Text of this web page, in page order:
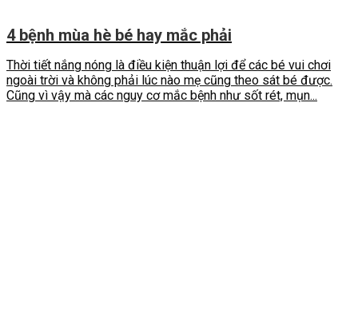
4 bệnh mùa hè bé hay mắc phải
Thời tiết nắng nóng là điều kiện thuận lợi để các bé vui chơi
ngoài trời và không phải lúc nào mẹ cũng theo sát bé được.
Cũng vì vậy mà các nguy cơ mắc bệnh như sốt rét, mụn...